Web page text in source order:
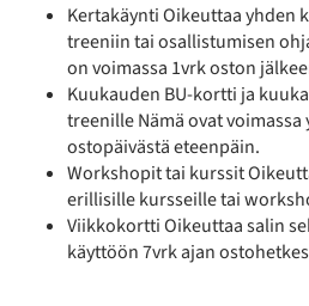
Kertakäynti Oikeuttaa yhden
treeniin tai osallistumisen
on voimassa 1vrk oston
Kuukauden BU-kortti ja
treenille Nämä ovat
ostopäivästä eteenpäin.
Workshopit tai kurssit
erillisille kursseille tai
Viikkokortti Oikeuttaa salin
käyttöön 7vrk ajan